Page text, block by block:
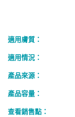
適用膚質：
適用情況：
產品來源：
產品容量：
查看銷售點：